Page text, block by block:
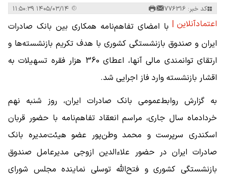
کد خبر: 776316
اعتمادآنلاین | با امضای تفاهم‌نامه همکاری بین بانک صادرات
ایران و صندوق بازنشستگی کشوری با هدف تکریم بازنشسته‌ها و
ارتقای توانمندی مالی آنها، اعطای 360 هزار فقره تسهیلات به
اقشار بازنشسته وارد فاز اجرایی شد.
به گزارش روابط‌عمومی بانک صادرات ایران، روز شنبه نهم
خردادماه سال جاری، مراسم انعقاد تفاهم‌نامه با حضور قربان
اسکندری سرپرست و محمد وطن‌پور عضو هیئت‌مدیره بانک
صادرات ایران در حضور علاءالدین ازوجی مدیرعامل صندوق
بازنشستگی کشوری و فتح‌الله توسلی نماینده مجلس شورای